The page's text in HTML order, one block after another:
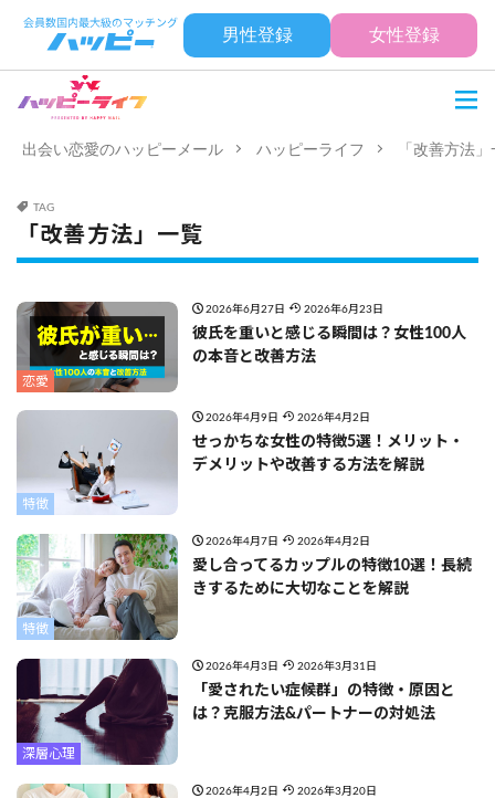
男性登録 女性登録
出会い恋愛のハッピーメール ハッピーライフ 「改善方法
TAG
「改善方法」一覧
恋愛
2026年6月27日 2026年6月23日
彼氏を重いと感じる瞬間は？女性100人
の本音と改善方法
特徴
2026年4月9日 2026年4月2日
せっかちな女性の特徴5選！メリット・
デメリットや改善する方法を解説
特徴
2026年4月7日 2026年4月2日
愛し合ってるカップルの特徴10選！長続
きするために大切なことを解説
深層心理
2026年4月3日 2026年3月31日
「愛されたい症候群」の特徴・原因と
は？克服方法&パートナーの対処法
2026年4月2日 2026年3月20日